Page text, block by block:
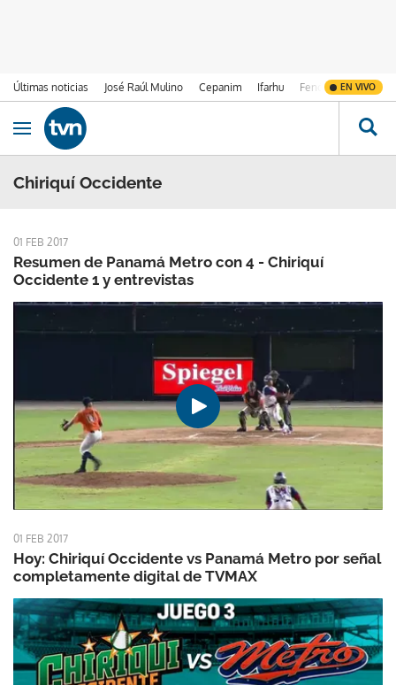
Últimas noticias José Raúl Mulino Cepanim Ifarhu Fenómeno de El
EN VIVO
Ir al contenido
Obrir navegació
Chiriquí Occidente
01 FEB 2017
Resumen de Panamá Metro con 4 - Chiriquí
Occidente 1 y entrevistas
01 FEB 2017
Hoy: Chiriquí Occidente vs Panamá Metro por señal
completamente digital de TVMAX